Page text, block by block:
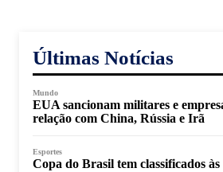
Últimas Notícias
Mundo
EUA sancionam militares e
relação com China, Rússia e Irã
Esportes
Copa do Brasil tem classificados